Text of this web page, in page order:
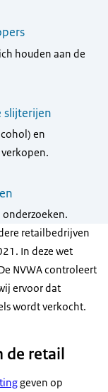
houden aan de
slijterijen
en
onderzoeken.
retailbedrijven
In deze wet
NVWA controleert
ervoor dat
wordt verkocht.
de retail
geven op